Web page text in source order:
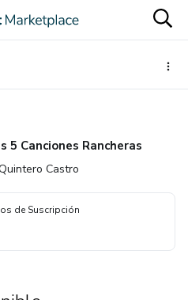
5 Canciones Rancheras
Castro
de Suscripción